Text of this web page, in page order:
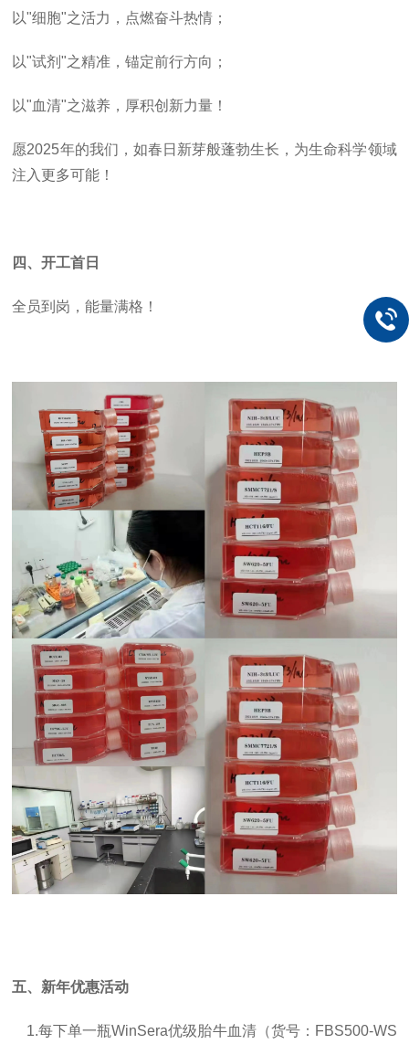
以"细胞"之活力，点燃奋斗热情；
以"试剂"之精准，锚定前行方向；
以"血清"之滋养，厚积创新力量！
愿2025年的我们，如春日新芽般蓬勃生长，为生命科学领域
注入更多可能！
四、开工首日
全员到岗，能量满格！
五、新年优惠活动
1.每下单一瓶WinSera优级胎牛血清（货号：FBS500-WS